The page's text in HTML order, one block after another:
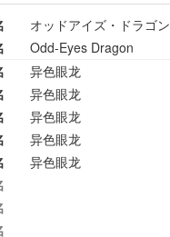
オッドアイズ・ドラゴン
Odd-Eyes Dragon
异色眼龙
异色眼龙
异色眼龙
异色眼龙
异色眼龙